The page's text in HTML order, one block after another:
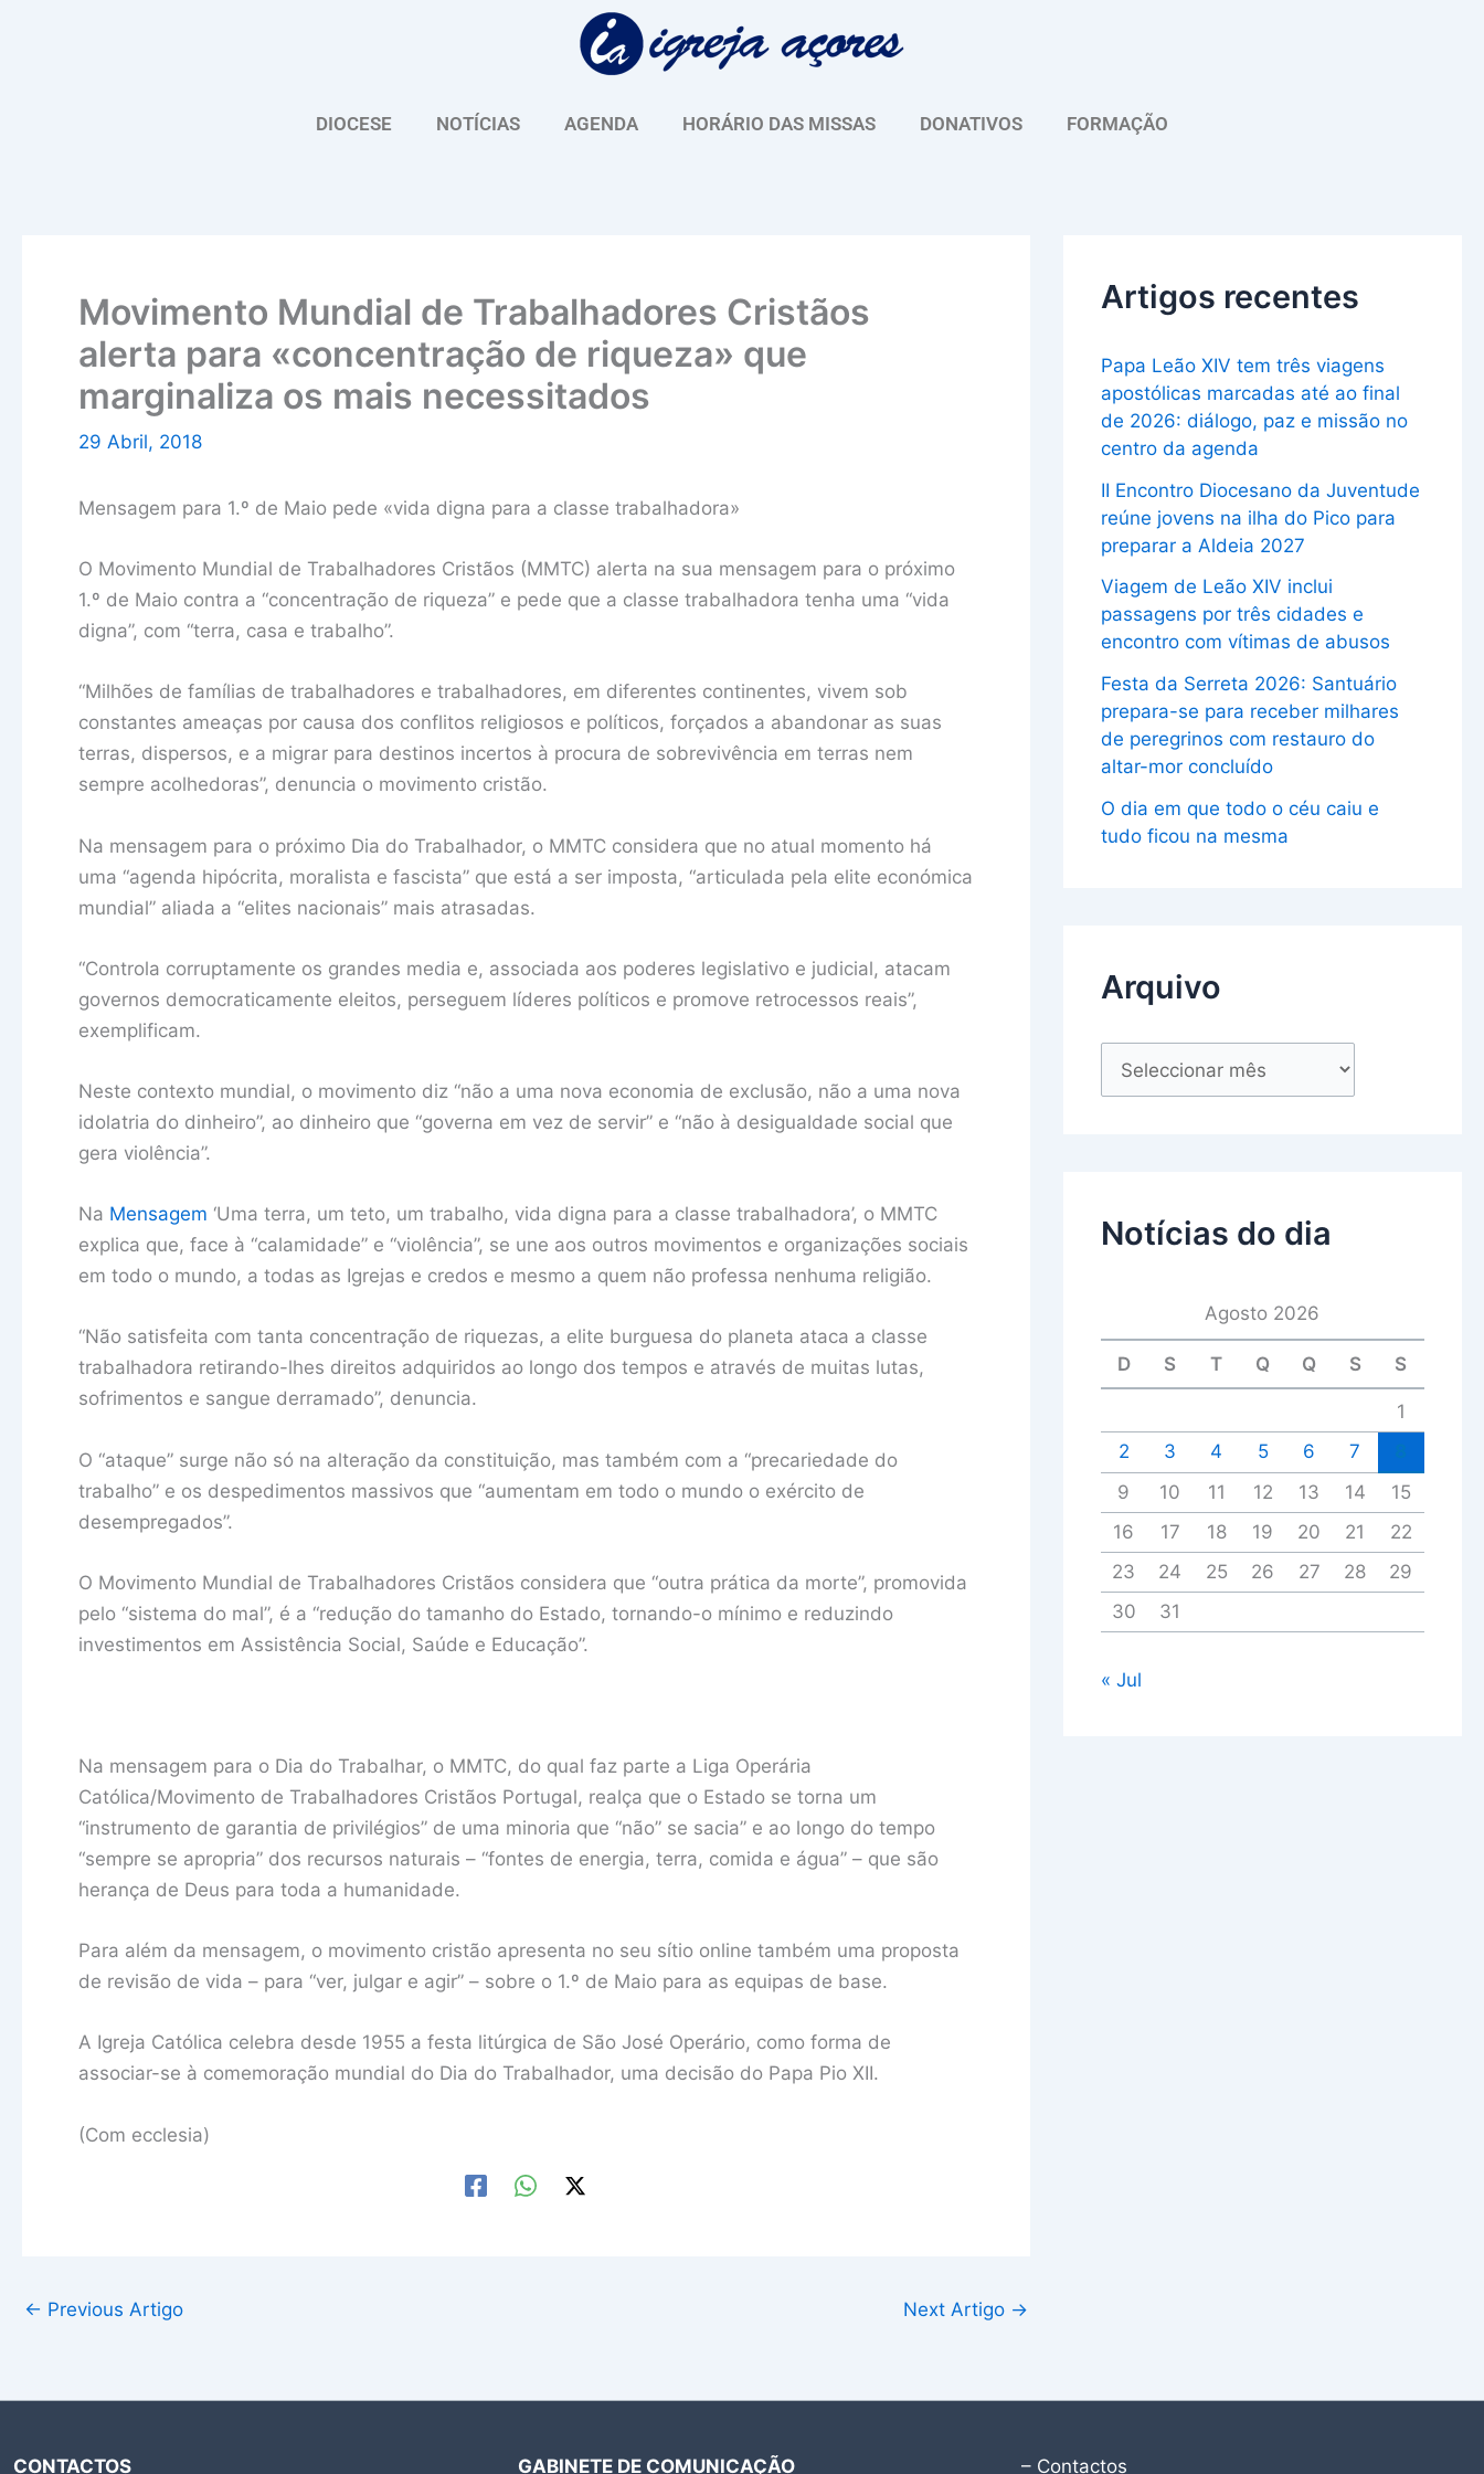
DIOCESE NOTÍCIAS AGENDA HORÁRIO DAS MISSAS DONATIVOS FORMAÇÃO
Movimento Mundial de Trabalhadores Cristãos
alerta para «concentração de riqueza» que
marginaliza os mais necessitados
29 Abril, 2018
Mensagem para 1.º de Maio pede «vida digna para a classe trabalhadora»
O Movimento Mundial de Trabalhadores Cristãos (MMTC) alerta na sua mensagem para o próximo
1.º de Maio contra a “concentração de riqueza” e pede que a classe trabalhadora tenha uma “vida
digna”, com “terra, casa e trabalho”.
“Milhões de famílias de trabalhadores e trabalhadores, em diferentes continentes, vivem sob
constantes ameaças por causa dos conflitos religiosos e políticos, forçados a abandonar as suas
terras, dispersos, e a migrar para destinos incertos à procura de sobrevivência em terras nem
sempre acolhedoras”, denuncia o movimento cristão.
Na mensagem para o próximo Dia do Trabalhador, o MMTC considera que no atual momento há
uma “agenda hipócrita, moralista e fascista” que está a ser imposta, “articulada pela elite económica
mundial” aliada a “elites nacionais” mais atrasadas.
“Controla corruptamente os grandes media e, associada aos poderes legislativo e judicial, atacam
governos democraticamente eleitos, perseguem líderes políticos e promove retrocessos reais”,
exemplificam.
Neste contexto mundial, o movimento diz “não a uma nova economia de exclusão, não a uma nova
idolatria do dinheiro”, ao dinheiro que “governa em vez de servir” e “não à desigualdade social que
gera violência”.
Na Mensagem ‘Uma terra, um teto, um trabalho, vida digna para a classe trabalhadora’, o MMTC
explica que, face à “calamidade” e “violência”, se une aos outros movimentos e organizações sociais
em todo o mundo, a todas as Igrejas e credos e mesmo a quem não professa nenhuma religião.
“Não satisfeita com tanta concentração de riquezas, a elite burguesa do planeta ataca a classe
trabalhadora retirando-lhes direitos adquiridos ao longo dos tempos e através de muitas lutas,
sofrimentos e sangue derramado”, denuncia.
O “ataque” surge não só na alteração da constituição, mas também com a “precariedade do
trabalho” e os despedimentos massivos que “aumentam em todo o mundo o exército de
desempregados”.
O Movimento Mundial de Trabalhadores Cristãos considera que “outra prática da morte”, promovida
pelo “sistema do mal”, é a “redução do tamanho do Estado, tornando-o mínimo e reduzindo
investimentos em Assistência Social, Saúde e Educação”.
Na mensagem para o Dia do Trabalhar, o MMTC, do qual faz parte a Liga Operária
Católica/Movimento de Trabalhadores Cristãos Portugal, realça que o Estado se torna um
“instrumento de garantia de privilégios” de uma minoria que “não” se sacia” e ao longo do tempo
“sempre se apropria” dos recursos naturais – “fontes de energia, terra, comida e água” – que são
herança de Deus para toda a humanidade.
Para além da mensagem, o movimento cristão apresenta no seu sítio online também uma proposta
de revisão de vida – para “ver, julgar e agir” – sobre o 1.º de Maio para as equipas de base.
A Igreja Católica celebra desde 1955 a festa litúrgica de São José Operário, como forma de
associar-se à comemoração mundial do Dia do Trabalhador, uma decisão do Papa Pio XII.
(Com ecclesia)
← Previous Artigo Next Artigo →
Artigos recentes
Papa Leão XIV tem três viagens
apostólicas marcadas até ao final
de 2026: diálogo, paz e missão no
centro da agenda
II Encontro Diocesano da Juventude
reúne jovens na ilha do Pico para
preparar a Aldeia 2027
Viagem de Leão XIV inclui
passagens por três cidades e
encontro com vítimas de abusos
Festa da Serreta 2026: Santuário
prepara-se para receber milhares
de peregrinos com restauro do
altar-mor concluído
O dia em que todo o céu caiu e
tudo ficou na mesma
Arquivo
u
Notícias do dia
Agosto 2026
D S T Q Q S S
1
2
3 4 5 6 7
9
10 11 12 13 14
15
16
17 18 19 20 21
22
23
24 25 26 27 28
29
30
31
« Jul
CONTACTOS GABINETE DE COMUNICAÇÃO – Contactos